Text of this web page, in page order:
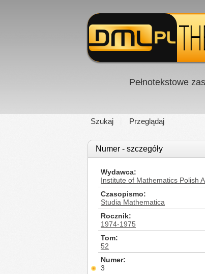
Pełnotekstowe
Szukaj Przeglądaj
Numer - szczegóły
Wydawca
Institute of Mathematics Polish
Czasopismo
Studia Mathematica
Rocznik
1974-1975
Tom
52
Numer
3